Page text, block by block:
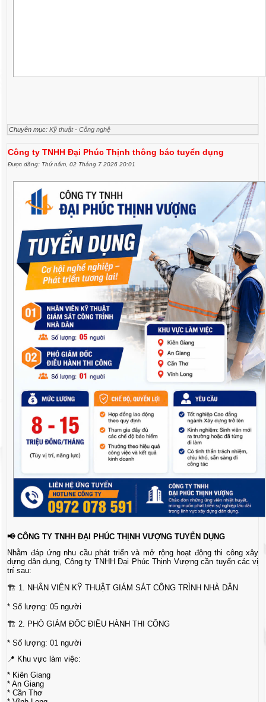
Chuyên mục:Kỹ thuật - Công nghệ
Công ty TNHH Đại Phúc Thịnh thông báo tuyển dụng
Được đăng: Thứ năm, 02 Tháng 7 2026 20:01
📢 CÔNG TY TNHH ĐẠI PHÚC THỊNH VƯỢNG TUYỂN DỤNG
Nhằm đáp ứng nhu cầu phát triển và mở rộng hoạt động thi công xây
dựng dân dụng, Công ty TNHH Đại Phúc Thịnh Vượng cần tuyển các vị
trí sau:
🏗️ 1. NHÂN VIÊN KỸ THUẬT GIÁM SÁT CÔNG TRÌNH NHÀ DÂN
* Số lượng: 05 người
🏗️ 2. PHÓ GIÁM ĐỐC ĐIỀU HÀNH THI CÔNG
* Số lượng: 01 người
📍 Khu vực làm việc:
* Kiên Giang
* An Giang
* Cần Thơ